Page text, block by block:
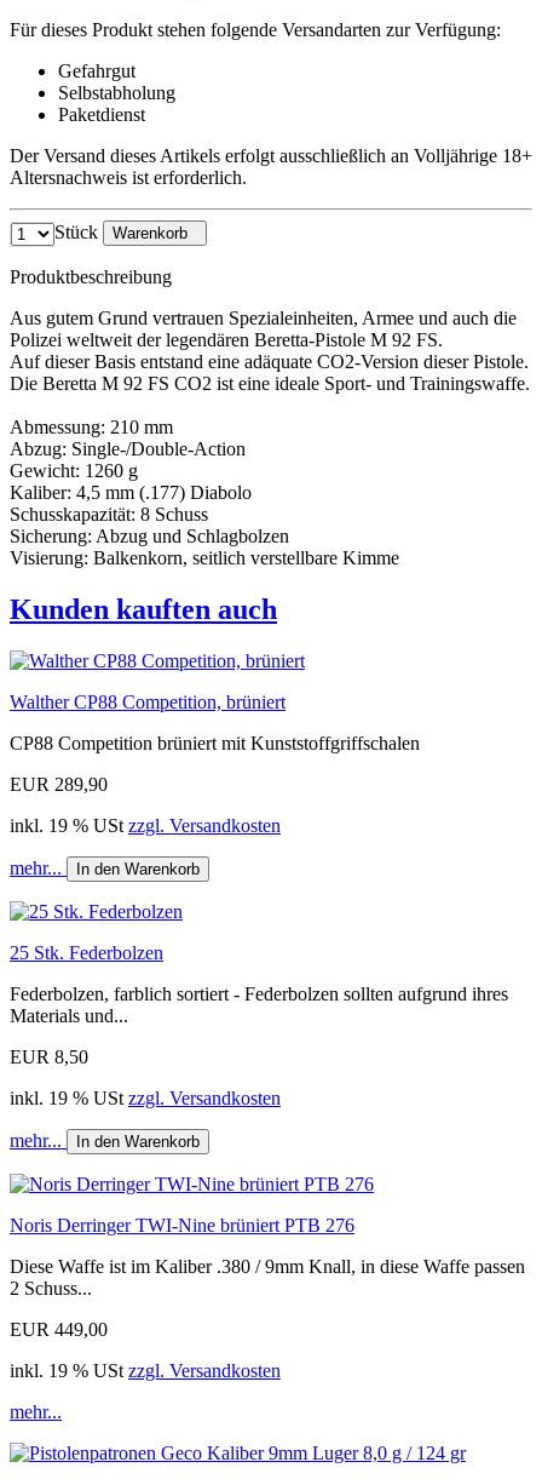
Für dieses Produkt stehen folgende Versandarten zur Verfügung:
Gefahrgut
Selbstabholung
Paketdienst
Der Versand dieses Artikels erfolgt ausschließlich an Volljährige 18+
Altersnachweis ist erforderlich.
Stück Warenkorb
Produktbeschreibung
Aus gutem Grund vertrauen Spezialeinheiten, Armee und auch die
Polizei weltweit der legendären Beretta-Pistole M 92 FS.
Auf dieser Basis entstand eine adäquate CO2-Version dieser Pistole.
Die Beretta M 92 FS CO2 ist eine ideale Sport- und Trainingswaffe.
Abmessung: 210 mm
Abzug: Single-/Double-Action
Gewicht: 1260 g
Kaliber: 4,5 mm (.177) Diabolo
Schusskapazität: 8 Schuss
Sicherung: Abzug und Schlagbolzen
Visierung: Balkenkorn, seitlich verstellbare Kimme
Kunden kauften auch
Walther CP88 Competition, brüniert
CP88 Competition brüniert mit Kunststoffgriffschalen
EUR 289,90
inkl. 19 % USt zzgl. Versandkosten
mehr... In den Warenkorb
25 Stk. Federbolzen
Federbolzen, farblich sortiert - Federbolzen sollten aufgrund ihres
Materials und...
EUR 8,50
inkl. 19 % USt zzgl. Versandkosten
mehr... In den Warenkorb
Noris Derringer TWI-Nine brüniert PTB 276
Diese Waffe ist im Kaliber .380 / 9mm Knall, in diese Waffe passen
2 Schuss...
EUR 449,00
inkl. 19 % USt zzgl. Versandkosten
mehr...